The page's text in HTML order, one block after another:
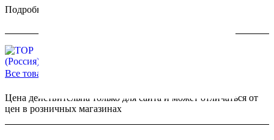
Подробности
Все товары бренда ТОР (Россия)
Цена действительна только для сайта и может отличаться от
цен в розничных магазинах